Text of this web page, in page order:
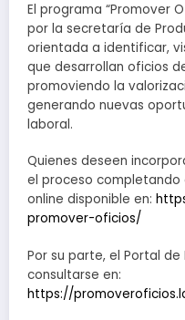
El programa “Promover
por la secretaría de
orientada a identificar,
que desarrollan oficios
promoviendo la
generando nuevas
laboral.
Quienes deseen
el proceso completando
online disponible en:
promover-oficios/
Por su parte, el Portal
consultarse en:
https://